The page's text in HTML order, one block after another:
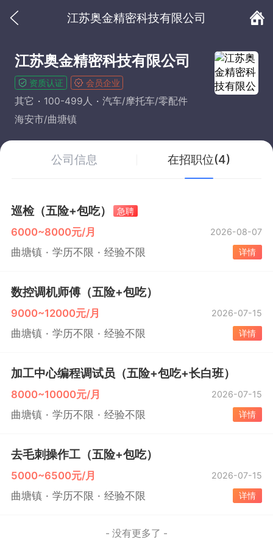
江苏奥金精密科技有限公司
江苏奥金精密科技有限公司
资质认证 会员企业
其它 100-499人
汽车/摩托车/零配件
海安市/曲塘镇
公司信息 在招职位(4)
巡检（五险+包吃） 急聘
6000~8000元/月 2026-08-07
曲塘镇 学历不限 经验不限 详情
数控调机师傅（五险+包吃）
9000~12000元/月 2026-07-15
曲塘镇 学历不限 经验不限 详情
加工中心编程调试员（五险+包吃+长白班）
8000~10000元/月 2026-07-15
曲塘镇 学历不限 经验不限 详情
去毛刺操作工（五险+包吃）
5000~6500元/月 2026-07-15
曲塘镇 学历不限 经验不限 详情
- 没有更多了 -